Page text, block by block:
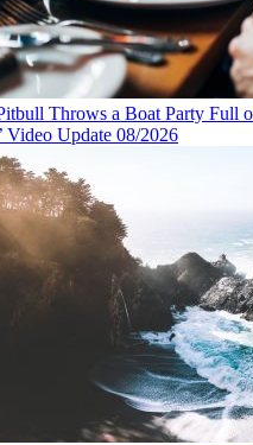
Throws a Boat Party Full
Video Update 08/2026